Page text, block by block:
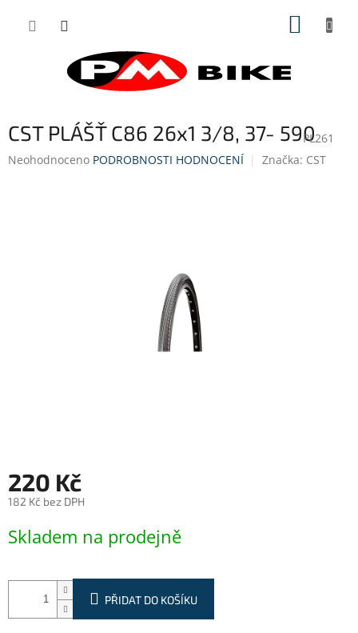
CST PLÁŠŤ C86 26x1 3/8, 37- 590PL261
Průměrné
Neohodnoceno PODROBNOSTI HODNOCENÍ Značka: CST
220 Kč
182 Kč bez DPH
cena:
Skladem na prodejně
PŘIDAT DO KOŠÍKU